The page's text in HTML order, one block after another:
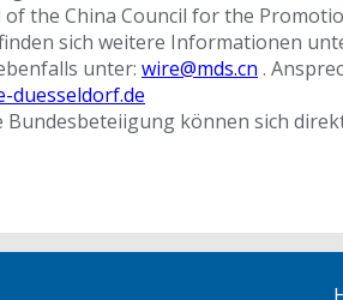
of the China Council for the
sich weitere Informationen
unter: wire@mds.cn .
duesseldorf.de
können sich